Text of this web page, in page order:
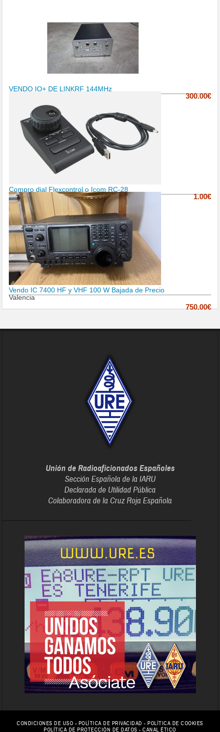
VENDO IQ+ DE LINKRF 144MHz
300.00€
Compro dial Flexcontrol o Icom RC-28
1.00€
Vendo IC 7400 HF y VHF 100 W Bajada de Precio
Valencia
750.00€
Unión de Radioaficionados Españoles
Sección Española de la IARU
Declarada de Utilidad Pública
Colaboradora de la Cruz Roja Española
CONDICIONES DE USO - POLÍTICA DE PRIVACIDAD -POLÍTICA DE COOKIES
POLÍTICA DE PROTECCIÓN DE DATOS -CANAL ÉTICO